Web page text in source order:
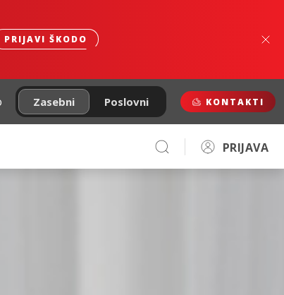
PRIJAVI ŠKODO
Zasebni Poslovni KONTAKTI
PRIJAVA